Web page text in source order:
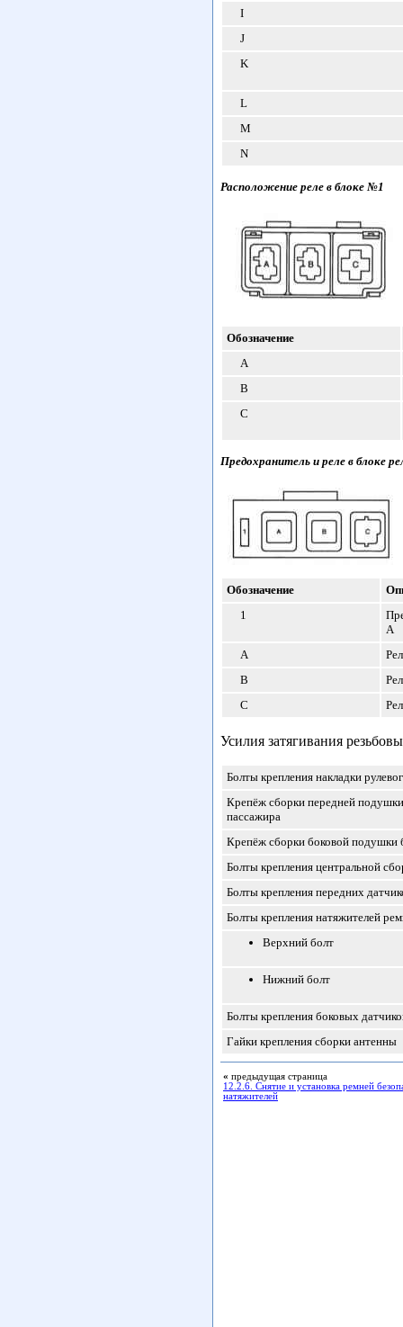
I
J
K
L
M
N
Расположение реле в блоке №1
Обозначение
A
B
C
Предохранитель и реле в блоке
Обозначение
1
А
A
B
C
Усилия затягивания
Болты крепления накладки
Крепёж сборки передней
пассажира
Крепёж сборки боковой подушки
Болты крепления центральной
Болты крепления передних
Болты крепления натяжителей
Верхний болт
Нижний болт
Болты крепления боковых
Гайки крепления сборки антенны
« предыдущая страница
12.2.6. Снятие и установка ремней
натяжителей